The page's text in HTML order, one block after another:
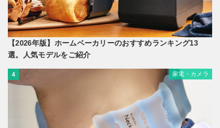
【2026年版】ホームベーカリーのおすすめランキング13
選。人気モデルをご紹介
4 家電・カメラ